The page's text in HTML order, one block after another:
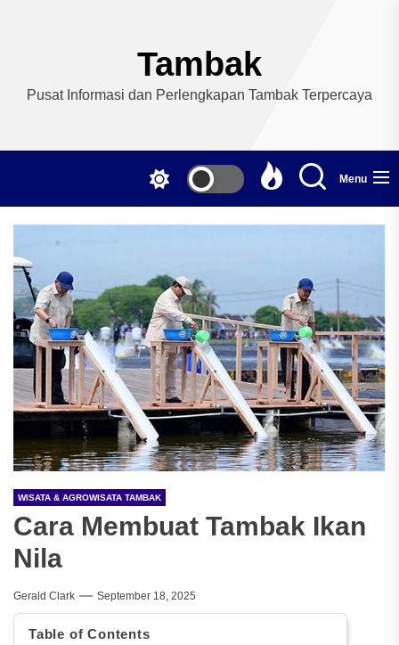
Tambak
Pusat Informasi dan Perlengkapan Tambak Terpercaya
Menu
WISATA & AGROWISATA TAMBAK
Cara Membuat Tambak Ikan
Nila
Gerald Clark September 18, 2025
Table of Contents